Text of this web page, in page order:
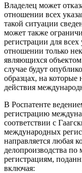
Владелец может
отношении всех
такой ситуации
может также
регистрации для
отно­шении только
являющихся
случае будут
образцах, на которые
действия
В Роспатенте
регистрацию
соответствии с
международных
направляется любая
делопроизводства
регистрациям,
включая: